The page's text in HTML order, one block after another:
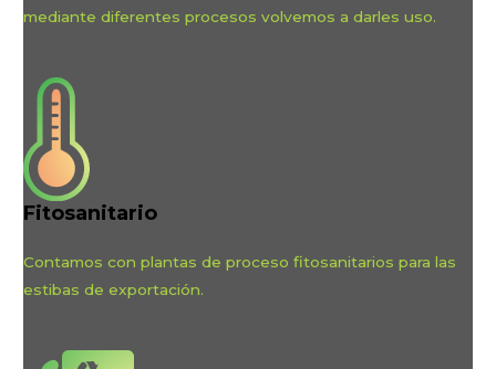
mediante diferentes procesos volvemos a darles uso.
Fitosanitario
Contamos con plantas de proceso fitosanitarios para las
estibas de exportación.